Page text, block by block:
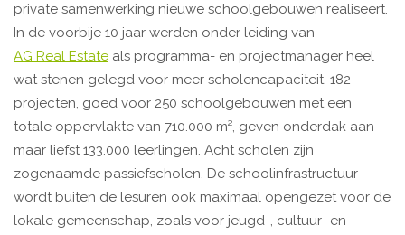
private samenwerking nieuwe schoolgebouwen realiseert.
In de voorbije 10 jaar werden onder leiding van
AG Real Estate als programma- en projectmanager heel
wat stenen gelegd voor meer scholencapaciteit. 182
projecten, goed voor 250 schoolgebouwen met een
totale oppervlakte van 710.000 m², geven onderdak aan
maar liefst 133.000 leerlingen. Acht scholen zijn
zogenaamde passiefscholen. De schoolinfrastructuur
wordt buiten de lesuren ook maximaal opengezet voor de
lokale gemeenschap, zoals voor jeugd-, cultuur- en